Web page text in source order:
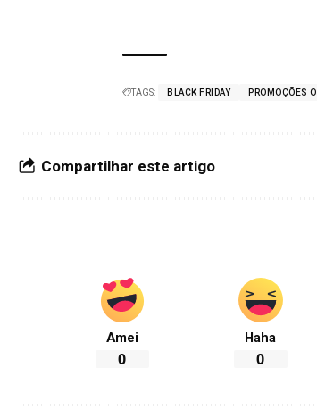
TAGS: BLACK FRIDAY PROMOÇÕES OI
Compartilhar este artigo
Amei
0
Haha
0